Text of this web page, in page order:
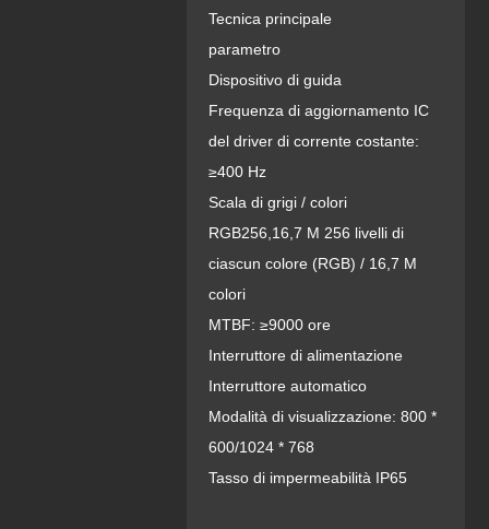
Tecnica principale
parametro
Dispositivo di guida
Frequenza di aggiornamento IC
del driver di corrente costante:
≥400 Hz
Scala di grigi / colori
RGB256,16,7 M 256 livelli di
ciascun colore (RGB) / 16,7 M
colori
MTBF: ≥9000 ore
Interruttore di alimentazione
Interruttore automatico
Modalità di visualizzazione: 800 *
600/1024 * 768
Tasso di impermeabilità IP65